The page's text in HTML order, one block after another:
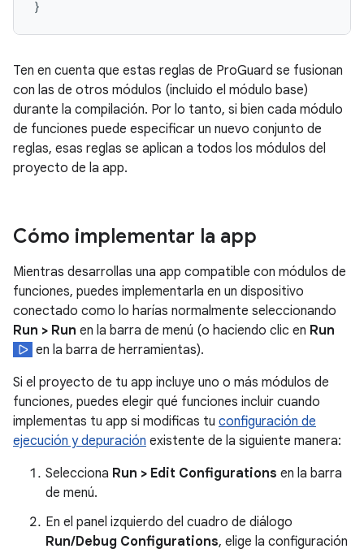
}
Ten en cuenta que estas reglas de ProGuard se fusionan
con las de otros módulos (incluido el módulo base)
durante la compilación. Por lo tanto, si bien cada módulo
de funciones puede especificar un nuevo conjunto de
reglas, esas reglas se aplican a todos los módulos del
proyecto de la app.
Cómo implementar la app
Mientras desarrollas una app compatible con módulos de
funciones, puedes implementarla en un dispositivo
conectado como lo harías normalmente seleccionando
Run > Run en la barra de menú (o haciendo clic en Run
en la barra de herramientas).
Si el proyecto de tu app incluye uno o más módulos de
funciones, puedes elegir qué funciones incluir cuando
implementas tu app si modificas tu configuración de
ejecución y depuración existente de la siguiente manera:
Selecciona Run > Edit Configurations en la barra
de menú.
En el panel izquierdo del cuadro de diálogo
Run/Debug Configurations, elige la configuración